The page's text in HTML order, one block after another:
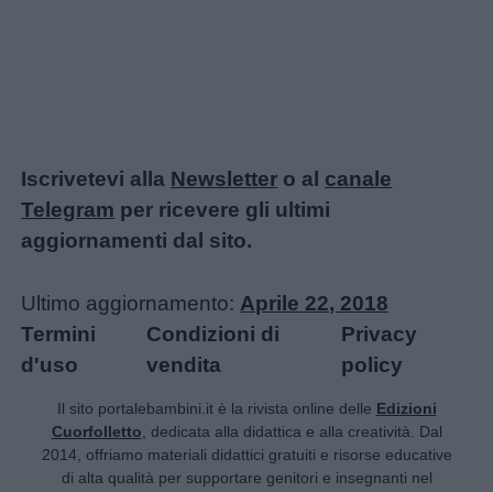
Iscrivetevi alla Newsletter o al canale
Telegram per ricevere gli ultimi
aggiornamenti dal sito.
Ultimo aggiornamento: Aprile 22, 2018
Termini
d'uso
Condizioni di
vendita
Privacy
policy
Il sito portalebambini.it è la rivista online delle Edizioni
Cuorfolletto , dedicata alla didattica e alla creatività. Dal
2014, offriamo materiali didattici gratuiti e risorse educative
di alta qualità per supportare genitori e insegnanti nel